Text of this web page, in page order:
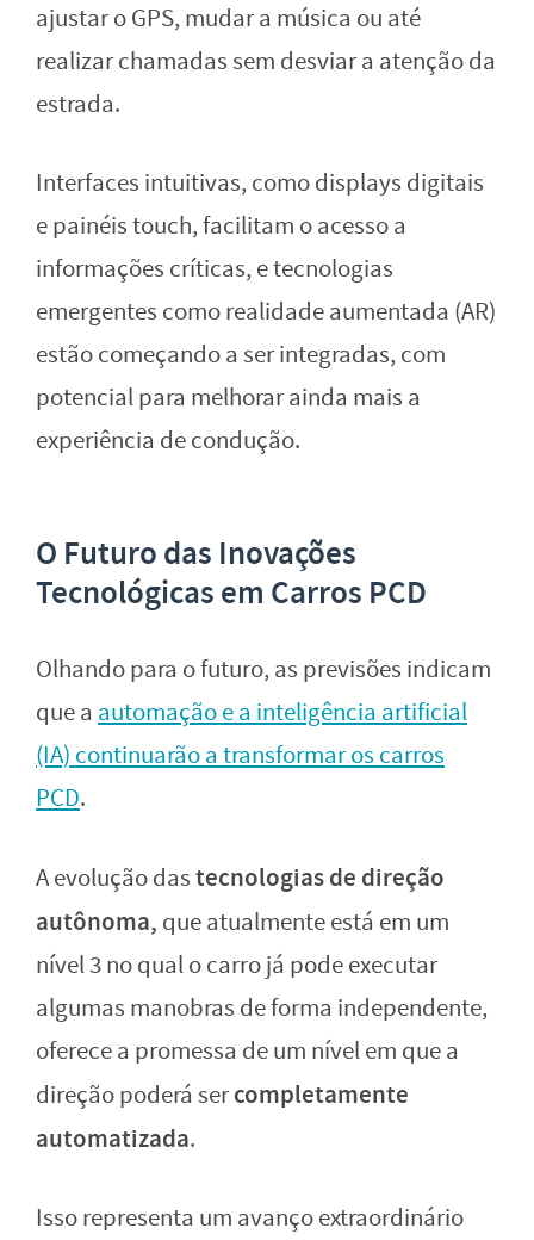
ajustar o GPS, mudar a música ou até
realizar chamadas sem desviar a atenção da
estrada.
Interfaces intuitivas, como displays digitais
e painéis touch, facilitam o acesso a
informações críticas, e tecnologias
emergentes como realidade aumentada (AR)
estão começando a ser integradas, com
potencial para melhorar ainda mais a
experiência de condução.
O Futuro das Inovações
Tecnológicas em Carros PCD
Olhando para o futuro, as previsões indicam
que a automação e a inteligência artificial
(IA) continuarão a transformar os carros
PCD.
A evolução dastecnologias de direção
autônoma, que atualmente está em um
nível 3 no qual o carro já pode executar
algumas manobras de forma independente,
oferece a promessa de um nível em que a
direção poderá sercompletamente
automatizada.
Isso representa um avanço extraordinário